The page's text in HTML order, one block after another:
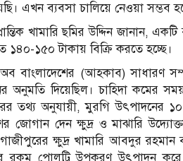
এখন ব্যবসা চালিয়ে নেওয়া সম্ভব
খামারি ছমির উদ্দিন জানান,
১৫০ টাকায় বিক্রি করতে হচ্ছে।
অব বাংলাদেশের (আহকাব)
অনুমতি দিয়েছিল। চাহিদা কমের
তথ্য অনুযায়ী, মুরগি
জোগান দেন ক্ষুদ্র ও মাঝারি
ক্ষুদ্র খামারি আবদুর
রকম পোলট্রি উপকরণ উৎপাদন